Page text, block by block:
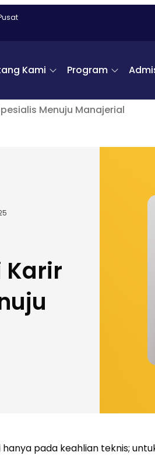
Kami Program
Menuju Manajerial
Karir
pada keahlian teknis;